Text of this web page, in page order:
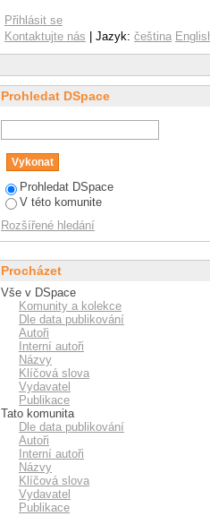
Přihlásit se
Kontaktujte nás | Jazyk: čeština
Prohledat DSpace
Prohledat DSpace
V této komunite
Rozšířené hledání
Procházet
Vše v DSpace
Komunity a kolekce
Dle data publikování
Autoři
Interní autoři
Názvy
Klíčová slova
Vydavatel
Publikace
Tato komunita
Dle data publikování
Autoři
Interní autoři
Názvy
Klíčová slova
Vydavatel
Publikace